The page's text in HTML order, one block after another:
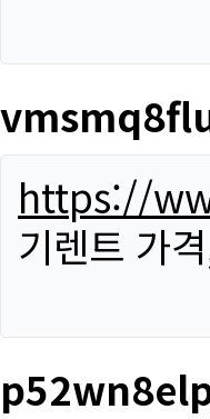
https://
기렌트 가